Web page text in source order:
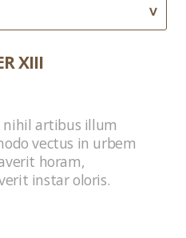
XIII
nihil artibus illum
vectus in urbem
horam,
instar oloris.